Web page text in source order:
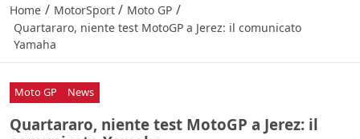
Home / MotorSport / Moto GP /
Quartararo, niente test MotoGP a Jerez: il comunicato
Yamaha
Moto GP News
Quartararo, niente test MotoGP a Jerez: il